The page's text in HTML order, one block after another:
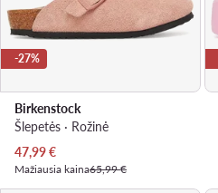
-27%
Birkenstock
Šlepetės · Rožinė
Dabartinė kaina
47,99€
Mažiausia kaina65,99 €